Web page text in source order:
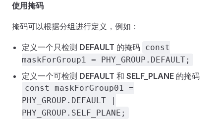
使用掩码
掩码可以根据分组进行定义，例如：
定义一个只检测 DEFAULT 的掩码 const
maskForGroup1 = PHY_GROUP.DEFAULT;
定义一个可检测 DEFAULT 和 SELF_PLANE 的掩码
const maskForGroup01 =
PHY_GROUP.DEFAULT |
PHY_GROUP.SELF_PLANE;